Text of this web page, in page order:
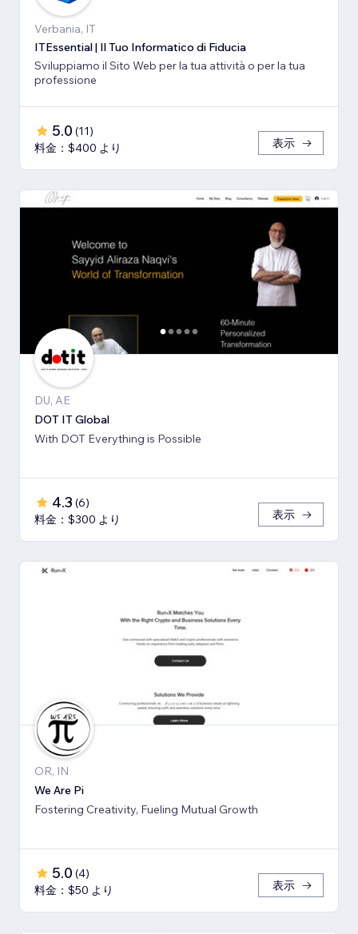
Verbania, IT
ITEssential | Il Tuo Informatico di Fiducia
Sviluppiamo il Sito Web per la tua attività o per la tua
professione
5.0 (11)
料金：$400 より
表示
DU, AE
DOT IT Global
With DOT Everything is Possible
4.3 (6)
料金：$300 より
表示
OR, IN
We Are Pi
Fostering Creativity, Fueling Mutual Growth
5.0 (4)
料金：$50 より
表示